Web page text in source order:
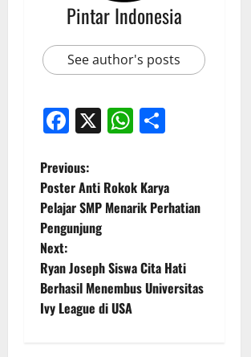
Pintar Indonesia
See author's posts
Facebook
X WhatsApp
P
o
s
t
n
Previous:
Poster Anti Rokok Karya
Pelajar SMP Menarik Perhatian
Pengunjung
Next:
Ryan Joseph Siswa Cita Hati
Berhasil Menembus Universitas
Ivy League di USA